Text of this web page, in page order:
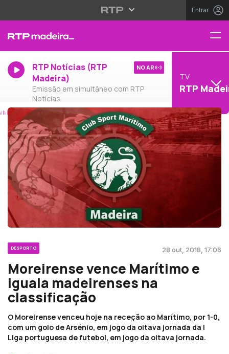
Entrar
RTP Notícias (RTP
Madeira)
Emissão em simultâneo com RTP
Notícias
NO AR
TV
RTP
DESPORTO 28 out, 2018, 17:06
Moreirense vence Marítimo e
iguala madeirenses na
classificação
O Moreirense venceu hoje na receção ao Marítimo, por 1-0,
com um golo de Arsénio, em jogo da oitava jornada da I
Liga portuguesa de futebol, em jogo da oitava jornada.